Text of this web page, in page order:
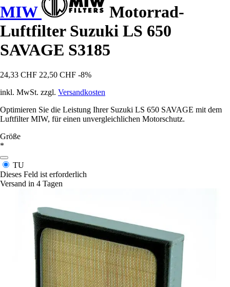
MIW
Motorrad-
Luftfilter Suzuki LS 650
SAVAGE S3185
24,33 CHF 22,50 CHF -8%
inkl. MwSt. zzgl. Versandkosten
Optimieren Sie die Leistung Ihrer Suzuki LS 650 SAVAGE mit dem
Luftfilter MIW, für einen unvergleichlichen Motorschutz.
Größe
*
TU
Dieses Feld ist erforderlich
Versand in 4 Tagen